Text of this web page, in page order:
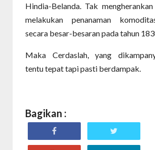
Hindia-Belanda. Tak
melakukan penanaman
secara besar-besaran pada tahun
Maka Cerdaslah, yang
tentu tepat tapi pasti berdampak.
Bagikan :